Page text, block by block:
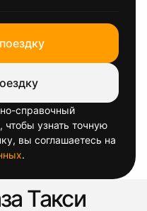
справочный
чтобы узнать точную
вы соглашаетесь на
.
Такси